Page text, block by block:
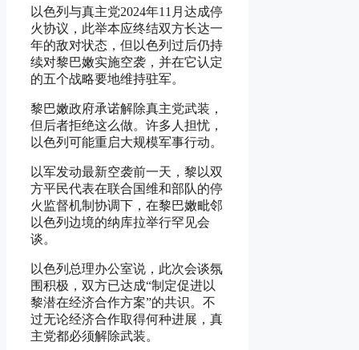
以色列与真主党2024年11月达成停
火协议，此举本应终结双方长达一
年的敌对状态，但以色列过后仍持
续对黎巴嫩实施空袭，并在它认定
的五个战略要地维持驻军。
黎巴嫩政府承诺解除真主党武装，
但后者拒绝这么做。许多人担忧，
以色列可能重启大规模军事行动。
以军发动最新空袭前一天，黎以双
方平民代表在联合国维和部队的停
火监督机制协调下，在黎巴嫩毗邻
以色列边境的纳库拉举行罕见会
谈。
以色列总理办公室说，此次会谈氛
围积极，双方已达成“制定促进以
黎潜在经济合作方案”的共识。不
过无论经济合作取得何种进展，真
主党都必须解除武装。